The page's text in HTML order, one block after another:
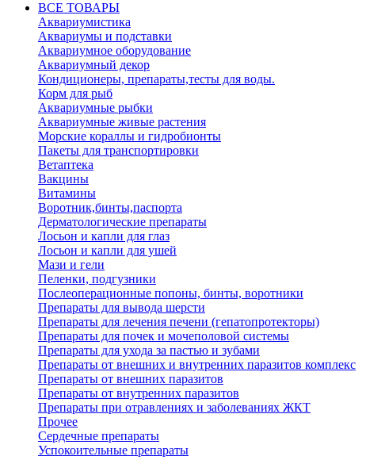
ВСЕ ТОВАРЫ
Аквариумистика
Аквариумы и подставки
Аквариумное оборудование
Аквариумный декор
Кондиционеры, препараты,тесты для воды.
Корм для рыб
Аквариумные рыбки
Аквариумные живые растения
Морские кораллы и гидробионты
Пакеты для транспортировки
Ветаптека
Вакцины
Витамины
Воротник,бинты,паспорта
Дерматологические препараты
Лосьон и капли для глаз
Лосьон и капли для ушей
Мази и гели
Пеленки, подгузники
Послеоперационные попоны, бинты, воротники
Препараты для вывода шерсти
Препараты для лечения печени (гепатопротекторы)
Препараты для почек и мочеполовой системы
Препараты для ухода за пастью и зубами
Препараты от внешних и внутренних паразитов комплекс
Препараты от внешних паразитов
Препараты от внутренних паразитов
Препараты при отравлениях и заболеваниях ЖКТ
Прочее
Сердечные препараты
Успокоительные препараты